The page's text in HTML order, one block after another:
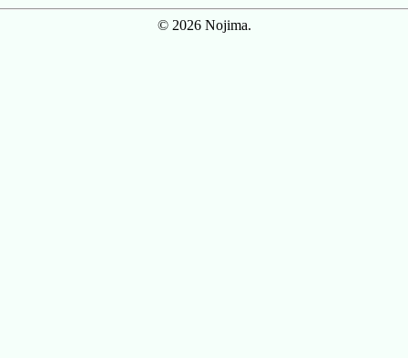
© 2026 Nojima.